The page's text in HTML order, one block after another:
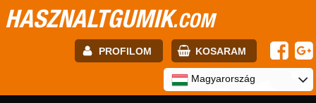
HASZNALTGUMIK.COM
PROFILOM KOSARAM
Magyarország